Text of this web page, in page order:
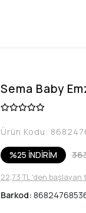
Sema Baby
Ürün Kodu:
%25 İNDİRİM
22,73 TL 'den
Barkod: